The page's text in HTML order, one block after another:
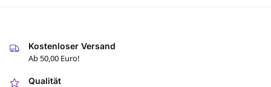
Kostenloser Versand
Ab 50,00 Euro!
Qualität